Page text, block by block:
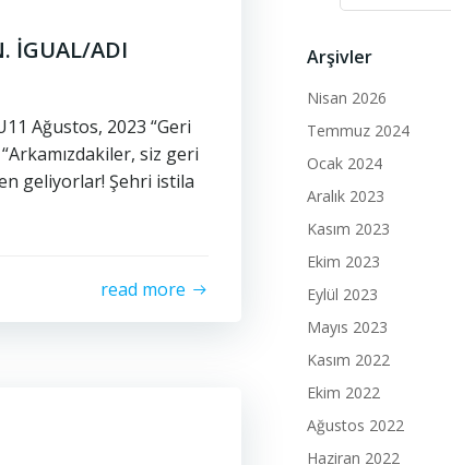
İGUAL/ADI
Ağustos, 2023 “Geri
siz geri
geliyorlar! Şehri istila
read more
Arşivler
Nisan 2026
Temmuz 2024
Ocak 2024
Aralık 2023
Kasım 2023
Ekim 2023
Eylül 2023
Mayıs 2023
Kasım 2022
Ekim 2022
Ağustos 2022
Haziran 2022